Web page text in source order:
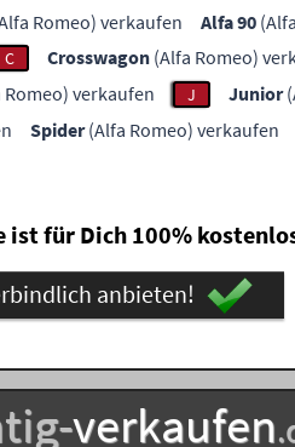
Romeo) verkaufen Alfa 90
C Crosswagon (Alfa Romeo)
Romeo) verkaufen J Junior
Spider(Alfa Romeo) verkaufen
ist für Dich 100%
anbieten!
verkaufen